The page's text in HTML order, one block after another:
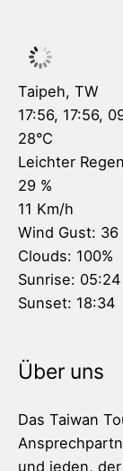
Taipeh, TW
17:56, 17:56,
28°C
Leichter Regen
29 %
11 Km/h
Wind Gust: 36
Clouds: 100%
Sunrise: 05:24
Sunset: 18:34
Über uns
Das Taiwan
und jeden,